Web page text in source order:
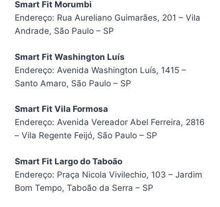
Smart Fit Morumbi
Endereço: Rua Aureliano Guimarães, 201 – Vila
Andrade, São Paulo – SP
Smart Fit Washington Luís
Endereço: Avenida Washington Luís, 1415 –
Santo Amaro, São Paulo – SP
Smart Fit Vila Formosa
Endereço: Avenida Vereador Abel Ferreira, 2816
– Vila Regente Feijó, São Paulo – SP
Smart Fit Largo do Taboão
Endereço: Praça Nicola Vivilechio, 103 – Jardim
Bom Tempo, Taboão da Serra – SP